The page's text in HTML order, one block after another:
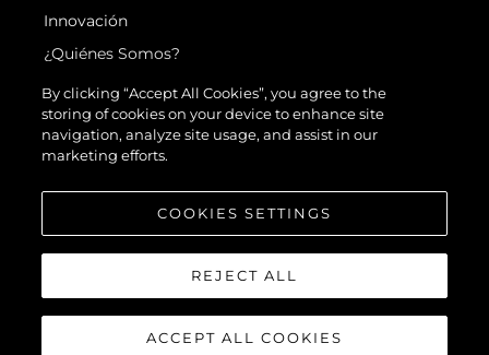
Innovación
¿Quiénes Somos?
El Equipo
Estilo De Vida
Historia
© 2026 Sunseeker London Group.Reservados todos los derechos.
By clicking “Accept All Cookies”, you agree to the
storing of cookies on your device to enhance site
navigation, analyze site usage, and assist in our
marketing efforts.
COOKIES SETTINGS
REJECT ALL
ACCEPT ALL COOKIES